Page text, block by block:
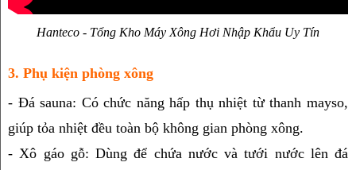
Hanteco - Tổng Kho Máy Xông Hơi Nhập Khẩu Uy Tín
3. Phụ kiện phòng xông
- Đá sauna: Có chức năng hấp thụ nhiệt từ thanh mayso,
giúp tỏa nhiệt đều toàn bộ không gian phòng xông.
- Xô gáo gỗ: Dùng để chứa nước và tưới nước lên đá